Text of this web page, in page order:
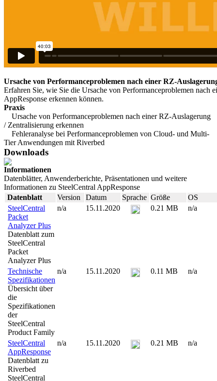
Ursache von Performanceproblemen nach einer RZ-
Erfahren Sie, wie Sie die Ursache von Performanceproblemen nach
AppResponse erkennen können.
Praxis
Ursache von Performanceproblemen nach einer RZ-Auslagerung
/ Zentralisierung erkennen
Fehleranalyse bei Performanceproblemen von Cloud- und Multi-
Tier Anwendungen mit Riverbed
Downloads
Informationen
Datenblätter, Anwenderberichte, Präsentationen und weitere
Informationen zu SteelCentral AppResponse
Datenblatt
Version Datum Sprache Größe
OS
SteelCentral
Packet
Analyzer Plus
Datenblatt zum
SteelCentral
Packet
Analyzer Plus
n/a 15.11.2020 0.21 MB n/a
Technische
Spezifikationen
Übersicht über
die
Spezifikationen
der
SteelCentral
Product Family
n/a 15.11.2020 0.11 MB n/a
SteelCentral
AppResponse
Datenblatt zu
Riverbed
SteelCentral
n/a 15.11.2020 0.21 MB n/a